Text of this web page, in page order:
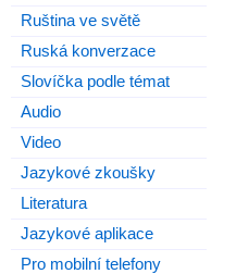
Ruština ve světě
Ruská konverzace
Slovíčka podle témat
Audio
Video
Jazykové zkoušky
Literatura
Jazykové aplikace
Pro mobilní telefony